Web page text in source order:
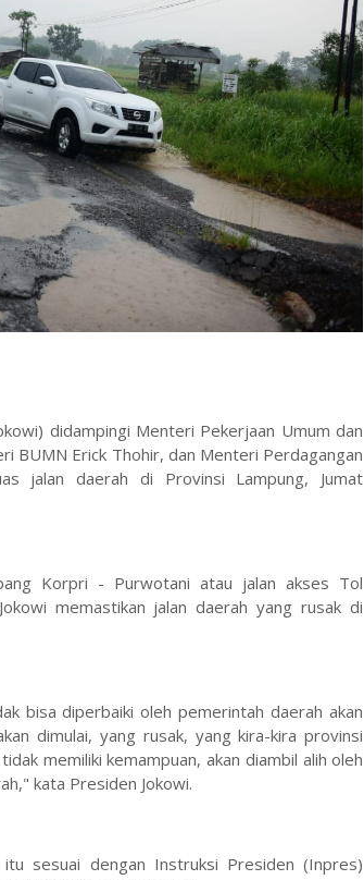
didampingi Menteri Pekerjaan Umum dan
BUMN Erick Thohir, dan Menteri Perdagangan
jalan daerah di Provinsi Lampung, Jumat
Korpri - Purwotani atau jalan akses Tol
memastikan jalan daerah yang rusak di
bisa diperbaiki oleh pemerintah daerah akan
dimulai, yang rusak, yang kira-kira provinsi
memiliki kemampuan, akan diambil alih oleh
kata Presiden Jokowi.
sesuai dengan Instruksi Presiden (Inpres)